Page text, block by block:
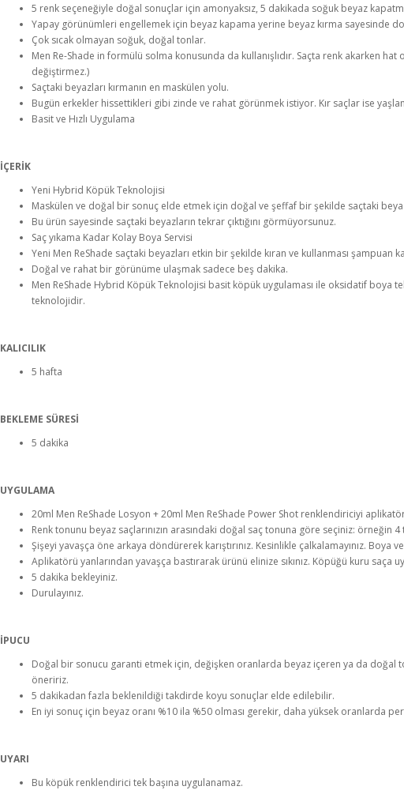
5 renk seçeneğiyle doğal sonuçlar için amonyaksız, 5 dakikada soğuk beyaz
Yapay görünümleri engellemek için beyaz kapama yerine beyaz kırma sayesinde
Çok sıcak olmayan soğuk, doğal tonlar.
Men Re-Shade in formülü solma konusunda da kullanışlıdır. Saçta renk akarken
değiştirmez.)
Saçtaki beyazları kırmanın en maskülen yolu.
Bugün erkekler hissettikleri gibi zinde ve rahat görünmek istiyor. Kır saçlar ise
Basit ve Hızlı Uygulama
İÇERİK
Yeni Hybrid Köpük Teknolojisi
Maskülen ve doğal bir sonuç elde etmek için doğal ve şeffaf bir şekilde saçtaki
Bu ürün sayesinde saçtaki beyazların tekrar çıktığını görmüyorsunuz.
Saç yıkama Kadar Kolay Boya Servisi
Yeni Men ReShade saçtaki beyazları etkin bir şekilde kıran ve kullanması şampuan
Doğal ve rahat bir görünüme ulaşmak sadece beş dakika.
Men ReShade Hybrid Köpük Teknolojisi basit köpük uygulaması ile oksidatif boya
teknolojidir.
KALICILIK
5 hafta
BEKLEME SÜRESİ
5 dakika
UYGULAMA
20ml Men ReShade Losyon + 20ml Men ReShade Power Shot renklendiriciyi
Renk tonunu beyaz saçlarınızın arasındaki doğal saç tonuna göre seçiniz: örneğin 4
Şişeyi yavaşça öne arkaya döndürerek karıştırınız. Kesinlikle çalkalamayınız. Boya
Aplikatörü yanlarından yavaşça bastırarak ürünü elinize sıkınız. Köpüğü kuru saça
5 dakika bekleyiniz.
Durulayınız.
İPUCU
Doğal bir sonucu garanti etmek için, değişken oranlarda beyaz içeren ya da doğal
öneririz.
5 dakikadan fazla beklenildiği takdirde koyu sonuçlar elde edilebilir.
En iyi sonuç için beyaz oranı %10 ila %50 olması gerekir, daha yüksek oranlarda
UYARI
Bu köpük renklendirici tek başına uygulanamaz.